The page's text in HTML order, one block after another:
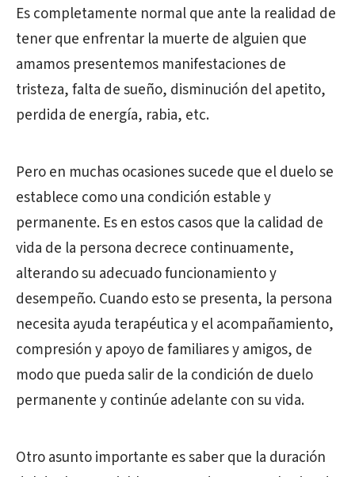
Es completamente normal que ante la realidad de
tener que enfrentar la muerte de alguien que
amamos presentemos manifestaciones de
tristeza, falta de sueño, disminución del apetito,
perdida de energía, rabia, etc.
Pero en muchas ocasiones sucede que el duelo se
establece como una condición estable y
permanente. Es en estos casos que la calidad de
vida de la persona decrece continuamente,
alterando su adecuado funcionamiento y
desempeño. Cuando esto se presenta, la persona
necesita ayuda terapéutica y el acompañamiento,
compresión y apoyo de familiares y amigos, de
modo que pueda salir de la condición de duelo
permanente y continúe adelante con su vida.
Otro asunto importante es saber que la duración